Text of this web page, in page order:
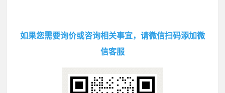
如果您需要询价或咨询相关事宜，请微信扫码添加微
信客服